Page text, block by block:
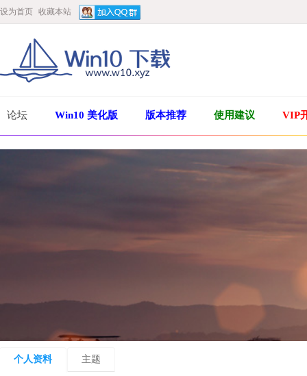
设为首页 收藏本站
论坛 Win10 美化版 版本推荐 使用建议 VIP
个人资料 主题